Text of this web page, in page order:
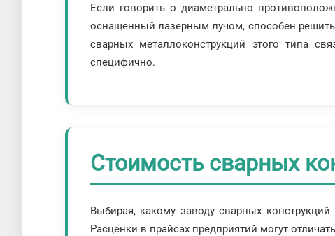
Если говорить о диаметрально
оснащенный лазерным лучом, способен
сварных металлоконструкций этого типа
специфично.
Стоимость сварных
Выбирая, какому заводу сварных
Расценки в прайсах предприятий могут